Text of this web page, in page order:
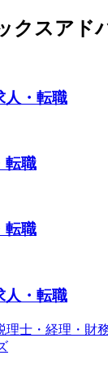
クスアド
人・転職
転職
転職
人・転職